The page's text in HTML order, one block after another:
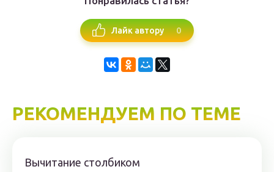
Лайк автору 0
РЕКОМЕНДУЕМ ПО ТЕМЕ
Вычитание столбиком